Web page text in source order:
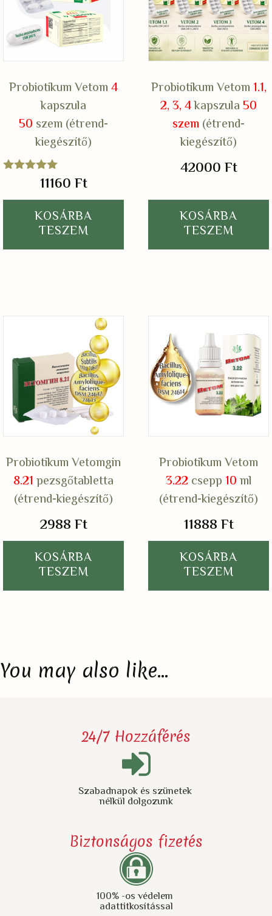
Probiotikum Vetom4
kapszula
50 szem (étrend-
kiegészítő)
Értékelés:
/ 5
11160Ft
KOSÁRBA
TESZEM
Probiotikum Vetom 1.1,
2, 3, 4kapszula50
szem(étrend-
kiegészítő)
42000Ft
KOSÁRBA
TESZEM
Probiotikum Vetomgin
8.21pezsgőtabletta
(étrend-kiegészítő)
2988Ft
KOSÁRBA
TESZEM
Probiotikum Vetom
3.22 csepp 10ml
(étrend-kiegészítő)
11888Ft
KOSÁRBA
TESZEM
You may also like…
24/7 Hozzáférés
Szabadnapok és szünetek
nélkül dolgozunk
Biztonságos fizetés
100% -os védelem
adattitkosítással